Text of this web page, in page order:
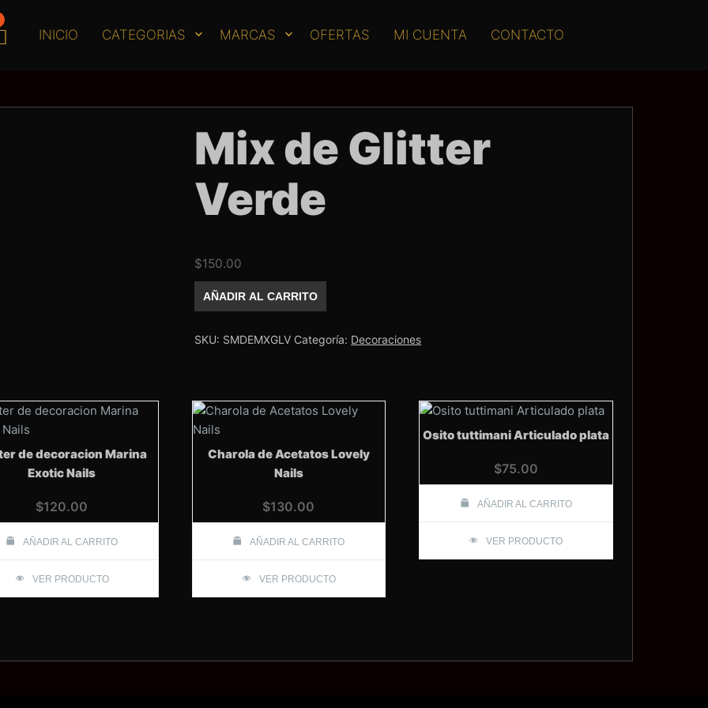
INICIO CATEGORIAS MARCAS OFERTAS MI CUENTA CONTACTO
Mix de Glitter
Verde
$150.00
de
Glitter
cantidad
AÑADIR AL CARRITO
SKU: SMDEMXGLV Categoría: Decoraciones
de decoracion Marina
Exotic Nails
$120.00
AÑADIR AL CARRITO
VER PRODUCTO
Charola de Acetatos Lovely
Nails
$130.00
AÑADIR AL CARRITO
VER PRODUCTO
Osito tuttimani Articulado plata
$75.00
AÑADIR AL CARRITO
VER PRODUCTO